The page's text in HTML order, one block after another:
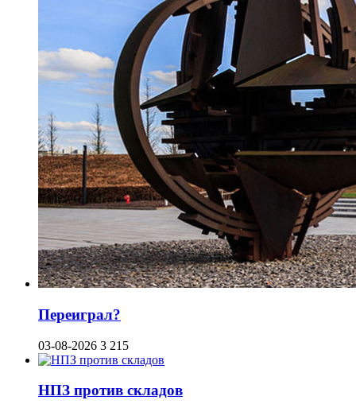
Переиграл?
03-08-2026 3 215
НПЗ против складов